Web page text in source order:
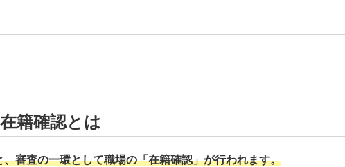
籍確認とは
審査の一環として職場の「在籍確認」が行われます。